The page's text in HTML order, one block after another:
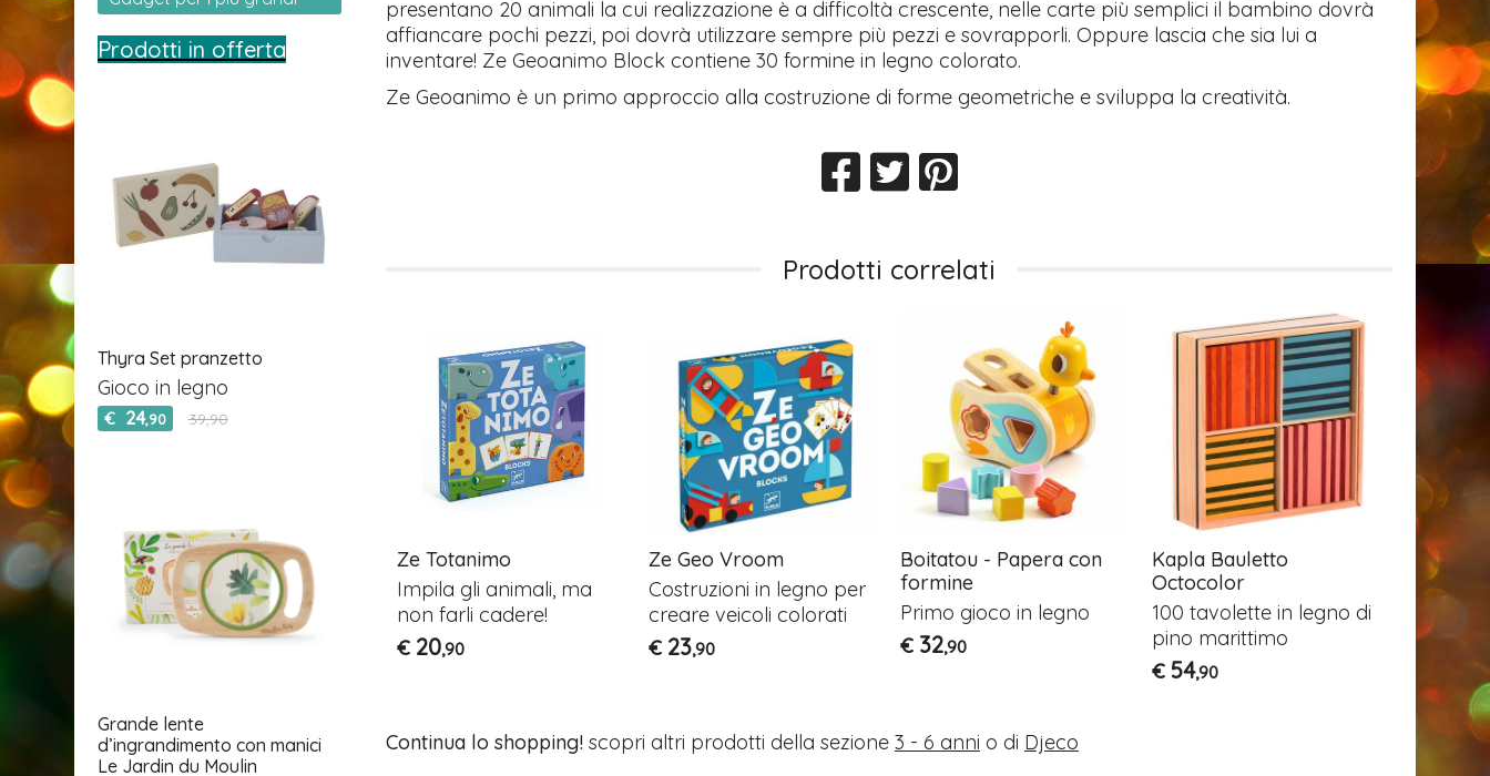
presentano 20 animali la cui realizzazione è a difficoltà crescente, nelle carte più semplici il bambino dovrà
affiancare pochi pezzi, poi dovrà utilizzare sempre più pezzi e sovrapporli. Oppure lascia che sia lui a
inventare! Ze Geoanimo Block contiene 30 formine in legno colorato.
Ze Geoanimo è un primo approccio alla costruzione di forme geometriche e sviluppa la creatività.
Prodotti correlati
legno
Mosaico Rigolo Chiodini
Gioco dei chiodini
€ 19,90
Ze Totanimo
Impila gli animali, ma
non farli cadere!
€ 20,90
Ze Geo Vroom
Costruzioni in legno per
creare veicoli colorati
€ 23,90
Boitatou - Papera con
formine
Primo gioco in legno
€ 32,90
Kapla Bauletto
Octocolor
100 tavolette in legno di
pino marittimo
€ 54,90
Safari
Games
Trovate
per le
29 ,90
Continua lo shopping!scopri altri prodotti della sezione 3 - 6 anni o di Djeco
Prodotti in offerta
Thyra Set pranzetto
Gioco in legno
€ 24,90 39,90
Grande lente
d’ingrandimento con manici
Le Jardin du Moulin